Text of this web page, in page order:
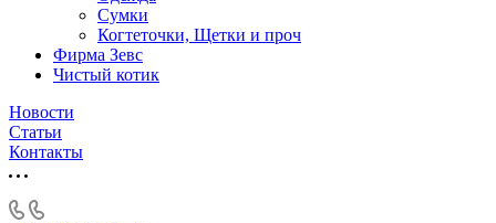
Сумки
Когтеточки, Щетки и проч
Фирма Зевс
Чистый котик
Новости
Статьи
Контакты